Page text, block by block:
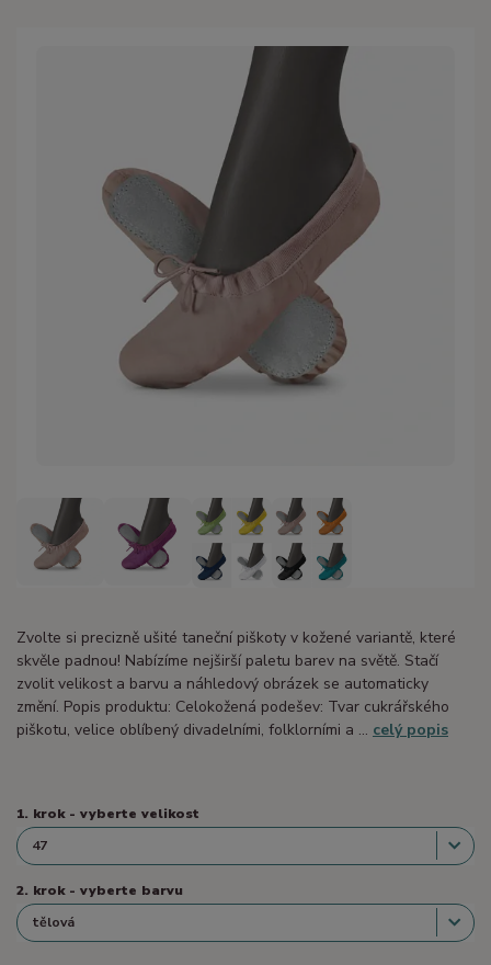
Zvolte si precizně ušité taneční piškoty v kožené variantě, které
skvěle padnou! Nabízíme nejširší paletu barev na světě. Stačí
zvolit velikost a barvu a náhledový obrázek se automaticky
změní. Popis produktu: Celokožená podešev: Tvar cukrářského
piškotu, velice oblíbený divadelními, folklorními a ... celý popis
1. krok - vyberte velikost
2. krok - vyberte barvu